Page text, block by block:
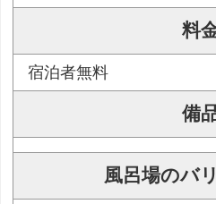
料
宿泊者無料
備
風呂場のバ